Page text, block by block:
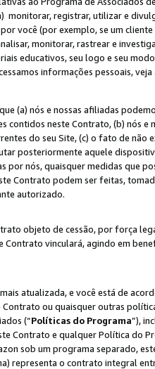
monitorar, registrar, utilizar e
você (por exemplo, se um
monitorar, rastrear e
educativos, seu logo e seu
informações pessoais,
(a) nós e nossas afiliadas
contidos neste Contrato, (b) nós
do seu Site, (c) o fato de
posteriormente aquele
por nós, quaisquer medidas que
Contrato podem ser feitas,
autorizado.
objeto de cessão, por força
vinculará, agindo em
atualizada, e você está de
ou quaisquer outras
(“Políticas do Programa”),
Contrato e qualquer Política do
sob um programa separado,
representa o contrato integral